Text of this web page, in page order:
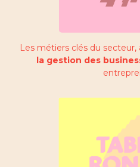
Les métiers clés du secteur,
la gestion des